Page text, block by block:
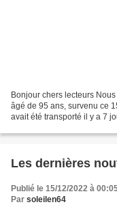
Bonjour chers lecteurs
âgé de 95 ans, survenu ce
avait été transporté il y a 7
Les dernières
Publié le 15/12/2022 à
Par soleilen64